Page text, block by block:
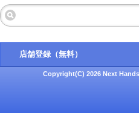
店舗登録（無料）
Copyright(C) 2026 Next